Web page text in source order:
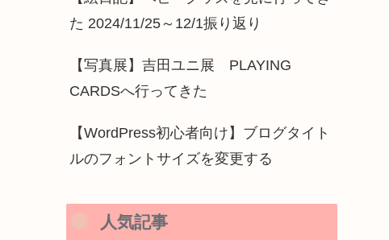
た 2024/11/25～12/1振り返り
【写真展】吉田ユニ展 PLAYING
CARDSへ行ってきた
【WordPress初心者向け】ブログタイト
ルのフォントサイズを変更する
人気記事